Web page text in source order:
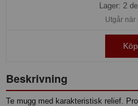
Lager: 2
Utgår när
Beskrivning
Te mugg med karakteristisk relief.